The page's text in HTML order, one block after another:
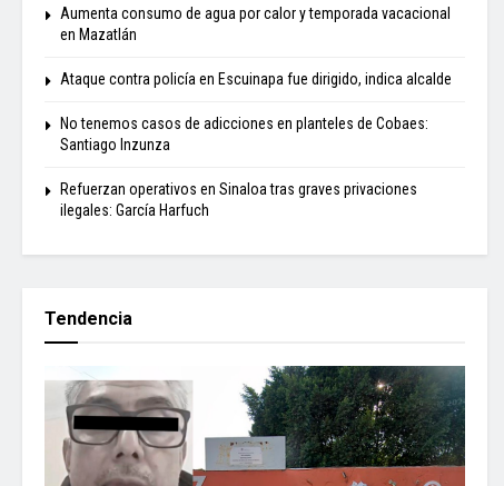
Aumenta consumo de agua por calor y temporada vacacional
en Mazatlán
Ataque contra policía en Escuinapa fue dirigido, indica alcalde
No tenemos casos de adicciones en planteles de Cobaes:
Santiago Inzunza
Refuerzan operativos en Sinaloa tras graves privaciones
ilegales: García Harfuch
Tendencia